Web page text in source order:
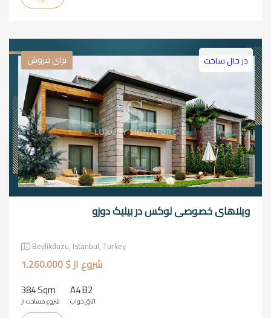
برای فروش در حال ساخت
ویلاهای خصوصی لوکس در بیلیک دوزو
Beylikduzu, Istanbul, Turkey
شروع از $ 1.260.000
384 Sqm
شروع مساحت از
A4 B2
اتاق خواب